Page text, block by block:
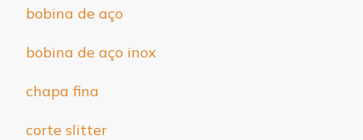
bobina de aço
bobina de aço inox
chapa fina
corte slitter